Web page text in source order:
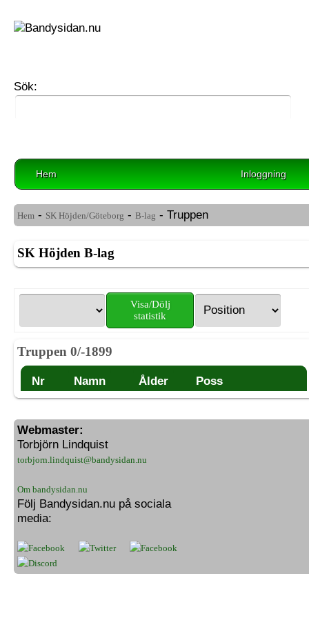
Sök:
Hem Inloggning
Hem - SK Höjden/Göteborg - B-lag - Truppen
SK Höjden B-lag
Visa/Dölj
statistik
Truppen 0/-1899
Nr Namn Ålder Poss
Webmaster:
Torbjörn Lindquist
torbjorn.lindquist@bandysidan.nu
Om bandysidan.nu
Följ Bandysidan.nu på sociala
media: